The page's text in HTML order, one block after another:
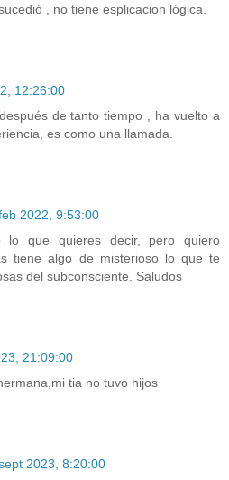
, no tiene esplicacion lógica.
12:26:00
de tanto tiempo , ha vuelto a
es como una llamada.
2022, 9:53:00
lo que quieres decir, pero quiero
tiene algo de misterioso lo que te
del subconsciente. Saludos
21:09:00
tia no tuvo hijos
2023, 8:20:00